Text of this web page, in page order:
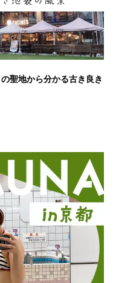
聖地から分かる古き良き